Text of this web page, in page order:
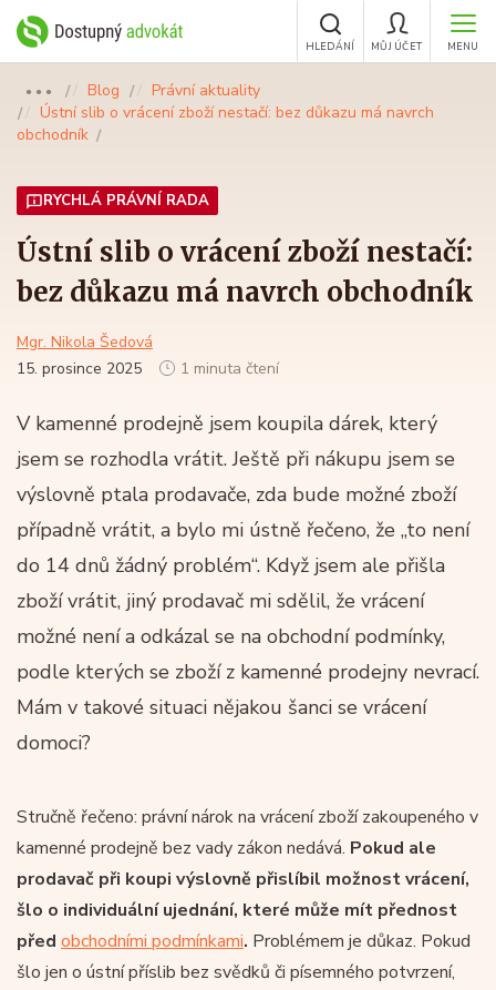
MENU
MŮJ ÚČET
HLEDÁNÍ
●●● Blog
Právní aktuality
Ústní slib o vrácení zboží nestačí: bez důkazu má navrch
obchodník
RYCHLÁ PRÁVNÍ RADA
Ústní slib o vrácení zboží nestačí:
bez důkazu má navrch obchodník
Mgr. Nikola Šedová
15. prosince 2025
1 minuta čtení
V kamenné prodejně jsem koupila dárek, který
jsem se rozhodla vrátit. Ještě při nákupu jsem se
výslovně ptala prodavače, zda bude možné zboží
případně vrátit, a bylo mi ústně řečeno, že „to není
do 14 dnů žádný problém“. Když jsem ale přišla
zboží vrátit, jiný prodavač mi sdělil, že vrácení
možné není a odkázal se na obchodní podmínky,
podle kterých se zboží z kamenné prodejny nevrací.
Mám v takové situaci nějakou šanci se vrácení
domoci?
Stručně řečeno: právní nárok na vrácení zboží zakoupeného v
kamenné prodejně bez vady zákon nedává. Pokud ale
prodavač při koupi výslovně přislíbil možnost vrácení,
šlo o individuální ujednání, které může mít přednost
před obchodními podmínkami. Problémem je důkaz. Pokud
šlo jen o ústní příslib bez svědků či písemného potvrzení,